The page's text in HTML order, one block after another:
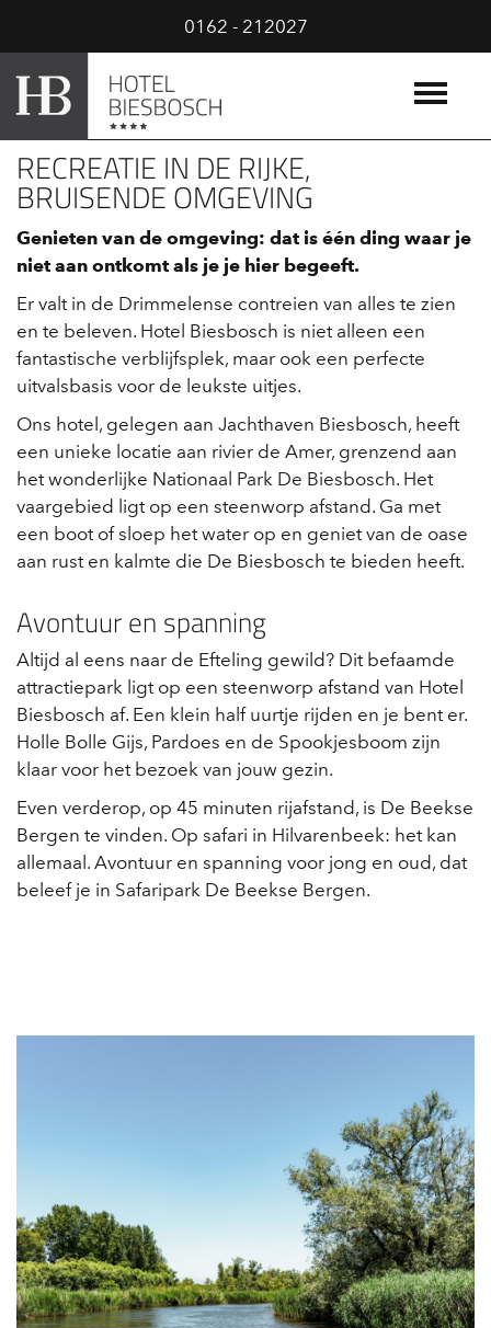
0162 - 212027
RECREATIE IN DE RIJKE,
BRUISENDE OMGEVING
Genieten van de omgeving: dat is één ding waar je
niet aan ontkomt als je je hier begeeft.
Er valt in de Drimmelense contreien van alles te zien
en te beleven. Hotel Biesbosch is niet alleen een
fantastische verblijfsplek, maar ook een perfecte
uitvalsbasis voor de leukste uitjes.
Ons hotel, gelegen aan Jachthaven Biesbosch, heeft
een unieke locatie aan rivier de Amer, grenzend aan
het wonderlijke Nationaal Park De Biesbosch. Het
vaargebied ligt op een steenworp afstand. Ga met
een boot of sloep het water op en geniet van de oase
aan rust en kalmte die De Biesbosch te bieden heeft.
Avontuur en spanning
Altijd al eens naar de Efteling gewild? Dit befaamde
attractiepark ligt op een steenworp afstand van Hotel
Biesbosch af. Een klein half uurtje rijden en je bent er.
Holle Bolle Gijs, Pardoes en de Spookjesboom zijn
klaar voor het bezoek van jouw gezin.
Even verderop, op 45 minuten rijafstand, is De Beekse
Bergen te vinden. Op safari in Hilvarenbeek: het kan
allemaal. Avontuur en spanning voor jong en oud, dat
beleef je in Safaripark De Beekse Bergen.